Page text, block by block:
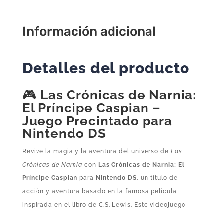
Precintado
DS
Información adicional
Detalles del producto
🎮 Las Crónicas de Narnia:
El Príncipe Caspian –
Juego Precintado para
Nintendo DS
Revive la magia y la aventura del universo de Las
Crónicas de Narnia con Las Crónicas de Narnia: El
Príncipe Caspian para Nintendo DS , un título de
acción y aventura basado en la famosa película
inspirada en el libro de C.S. Lewis. Este videojuego